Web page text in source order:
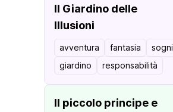
Il Giardino delle
Illusioni
avventura fantasia
sogni
giardino
responsabilità
Il piccolo principe e